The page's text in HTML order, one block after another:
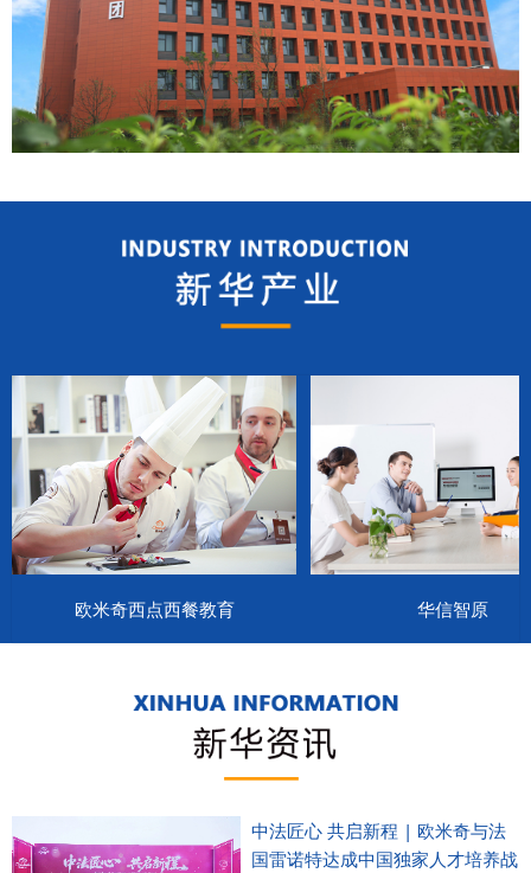
欧米奇西点西餐教育 华信智原
中法匠心 共启新程 | 欧米奇与法
国雷诺特达成中国独家人才培养战